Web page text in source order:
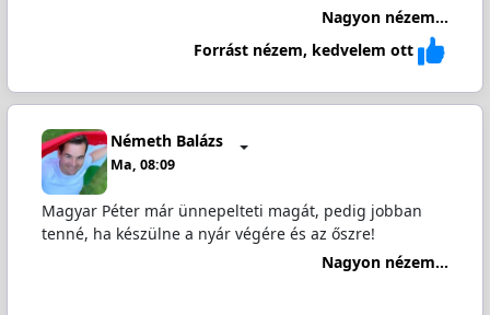
Nagyon nézem...
Forrást nézem, kedvelem ott
Németh Balázs
Ma, 08:09
Magyar Péter már ünnepelteti magát, pedig jobban
tenné, ha készülne a nyár végére és az őszre!
Nagyon nézem...